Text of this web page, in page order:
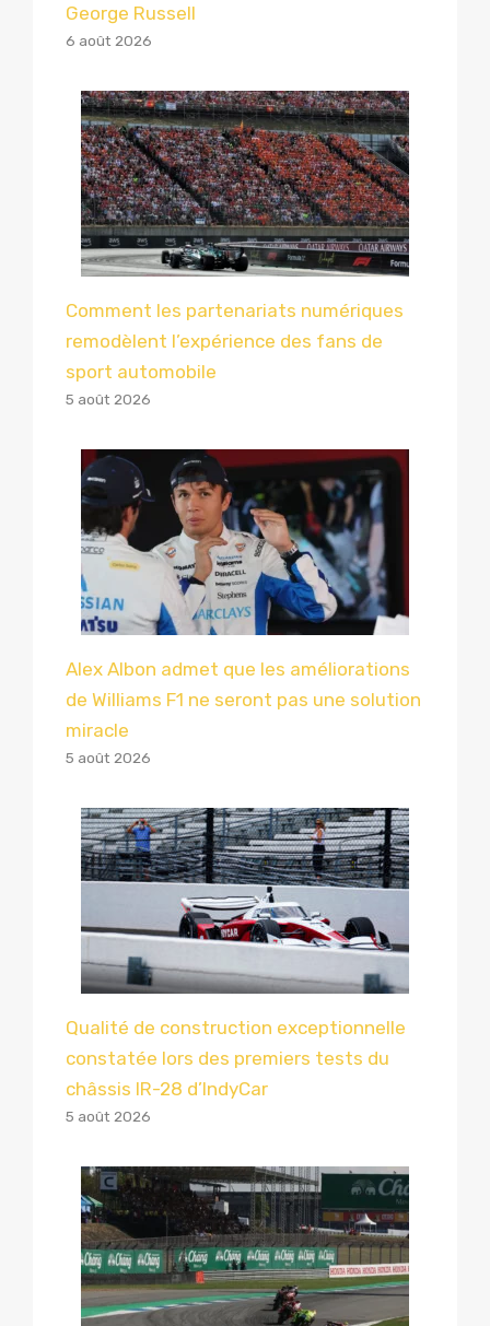
George Russell
6 août 2026
Comment les partenariats numériques
remodèlent l’expérience des fans de
sport automobile
5 août 2026
Alex Albon admet que les améliorations
de Williams F1 ne seront pas une solution
miracle
5 août 2026
Qualité de construction exceptionnelle
constatée lors des premiers tests du
châssis IR-28 d’IndyCar
5 août 2026